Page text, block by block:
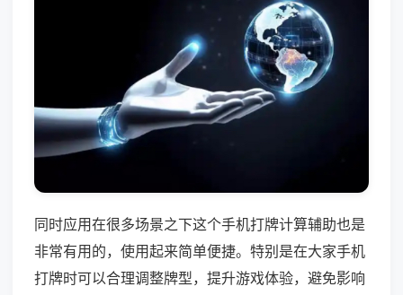
同时应用在很多场景之下这个手机打牌计算辅助也是
非常有用的，使用起来简单便捷。特别是在大家手机
打牌时可以合理调整牌型，提升游戏体验，避免影响